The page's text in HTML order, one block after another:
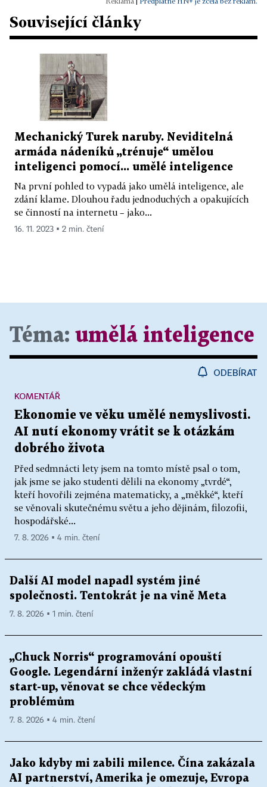
Související články
Mechanický Turek naruby. Neviditelná
armáda nádeníků „trénuje“ umělou
inteligenci pomocí... umělé inteligence
Na první pohled to vypadá jako umělá inteligence, ale
zdání klame. Dlouhou řadu jednoduchých a opakujících
se činností na internetu – jako...
16. 11. 2023 ▪ 2 min. čtení
Téma: umělá inteligence
ODEBÍRAT
Ekonomie ve věku umělé nemyslivosti.
AI nutí ekonomy vrátit se k otázkám
dobrého života
Před sedmnácti lety jsem na tomto místě psal o tom,
jak jsme se jako studenti dělili na ekonomy „tvrdé“,
kteří hovořili zejména matematicky, a „měkké“, kteří
se věnovali skutečnému světu a jeho dějinám, filozofii,
hospodářské...
KOMENTÁŘ
7. 8. 2026 ▪ 4 min. čtení
Další AI model napadl systém jiné
společnosti. Tentokrát je na vině Meta
7. 8. 2026 ▪ 1 min. čtení
„Chuck Norris“ programování opouští
Google. Legendární inženýr zakládá vlastní
start-up, věnovat se chce vědeckým
problémům
7. 8. 2026 ▪ 4 min. čtení
Jako kdyby mi zabili milence. Čína zakázala
AI partnerství, Amerika je omezuje, Evropa